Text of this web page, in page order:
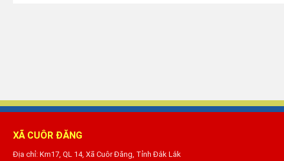
XÃ CUÔR ĐĂNG
Địa chỉ: Km17, QL 14, Xã Cuôr Đăng, Tỉnh Đắk Lắk